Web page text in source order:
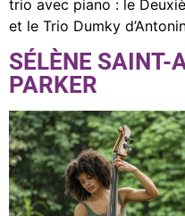
trio avec piano : le
et le Trio Dumky
SÉLÈNE
PARKER